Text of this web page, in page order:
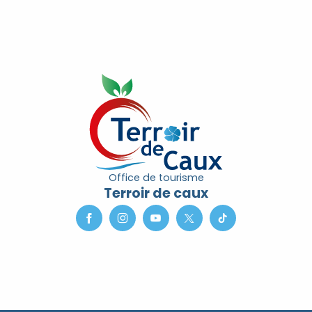
Office de tourisme
Terroir de caux